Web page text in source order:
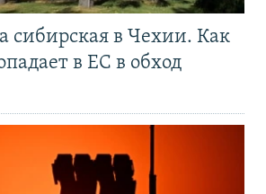
сибирская в Чехии. Как
в ЕС в обход